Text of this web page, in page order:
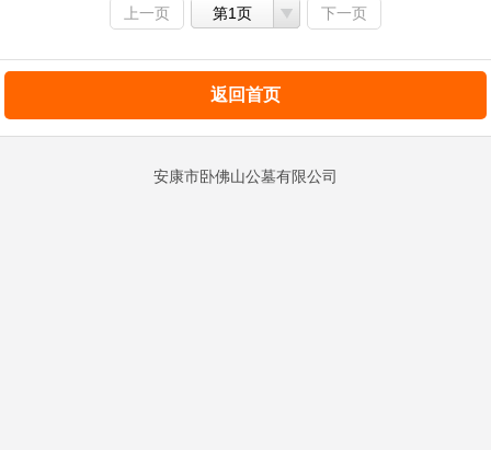
上一页 第1页 下一页
返回首页
安康市卧佛山公墓有限公司